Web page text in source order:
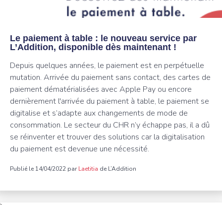
Le paiement à table : le nouveau service par
L’Addition, disponible dès maintenant !
Depuis quelques années, le paiement est en perpétuelle
mutation. Arrivée du paiement sans contact, des cartes de
paiement dématérialisées avec Apple Pay ou encore
dernièrement l'arrivée du paiement à table, le paiement se
digitalise et s’adapte aux changements de mode de
consommation. Le secteur du CHR n’y échappe pas, il a dû
se réinventer et trouver des solutions car la digitalisation
du paiement est devenue une nécessité.
Publié le 14/04/2022 parLaetitia de L’Addition